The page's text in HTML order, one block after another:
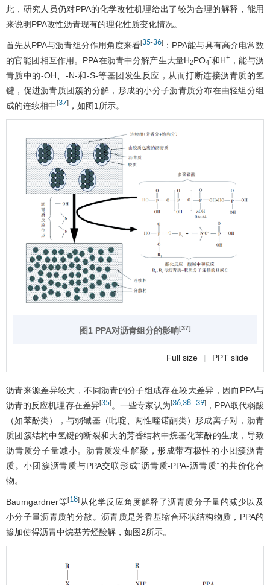
此，研究人员仍对PPA的化学改性机理给出了较为合理的解释，能用
来说明PPA改性沥青现有的理化性质变化情况。
首先从PPA与沥青组分作用角度来看[35-36] ：PPA能与具有高介电常数
的官能团相互作用。PPA在沥青中分解产生大量H2PO4
-和H+ ，能与沥
青质中的-OH、-N-和-S-等基团发生反应，从而打断连接沥青质的氢
键，促进沥青质团簇的分解，形成的小分子沥青质分布在由轻组分组
成的连续相中 [37] ，如图1 所示。
图1 PPA对沥青组分的影响[37]
Full size | PPT slide
沥青来源差异较大，不同沥青的分子组成存在较大差异，因而PPA与
沥青的反应机理存在差异[35]。一些专家认为[36 38 -39]，PPA取代弱酸
（如苯酚类），与弱碱基（吡啶、两性喹诺酮类）形成离子对，沥青
质团簇结构中氢键的断裂和大的芳香结构中烷基化苯酚的生成，导致
沥青质分子量减小。沥青质发生解聚，形成带有极性的小团簇沥青
质。小团簇沥青质与PPA交联形成“沥青质-PPA-沥青质”的共价化合
物。
Baumgardner等[18] 从化学反应角度解释了沥青质分子量的减少以及
小分子量沥青质的分散。沥青质是芳香基缩合环状结构物质，PPA的
掺加使得沥青中烷基芳烃酸解，如图2所示。